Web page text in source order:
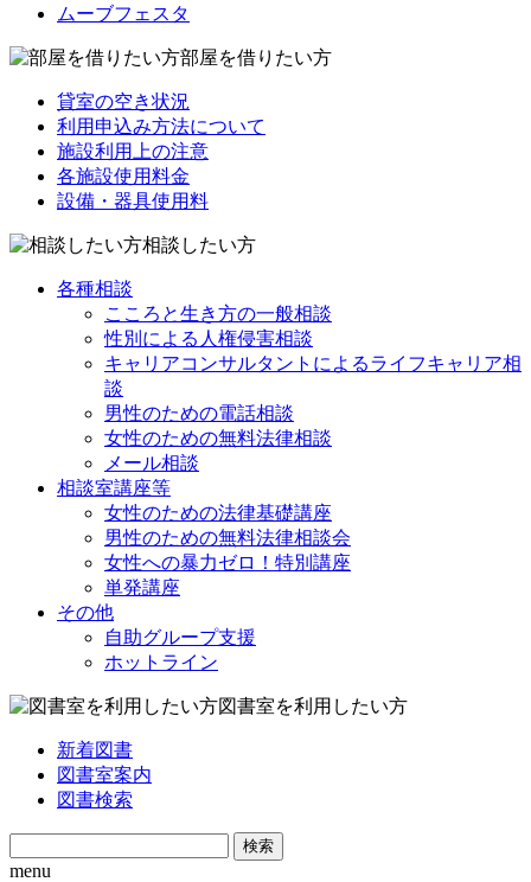
ムーブフェスタ
部屋を借りたい方
貸室の空き状況
利用申込み方法について
施設利用上の注意
各施設使用料金
設備・器具使用料
相談したい方
各種相談
こころと生き方の一般相談
性別による人権侵害相談
キャリアコンサルタントによるライフキャリア相
談
男性のための電話相談
女性のための無料法律相談
メール相談
相談室講座等
女性のための法律基礎講座
男性のための無料法律相談会
女性への暴力ゼロ！特別講座
単発講座
その他
自助グループ支援
ホットライン
図書室を利用したい方
新着図書
図書室案内
図書検索
Search
for:
menu